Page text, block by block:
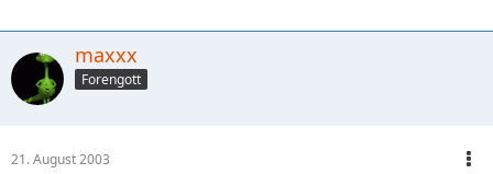
maxxx
Forengott
21. August 2003